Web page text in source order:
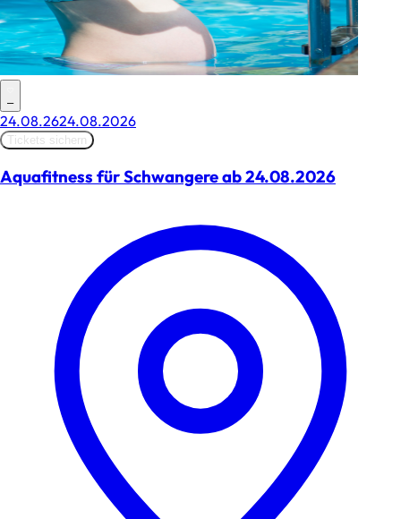
–
24.08.2624.08.2026
Tickets sichern
Aquafitness für Schwangere ab 24.08.2026